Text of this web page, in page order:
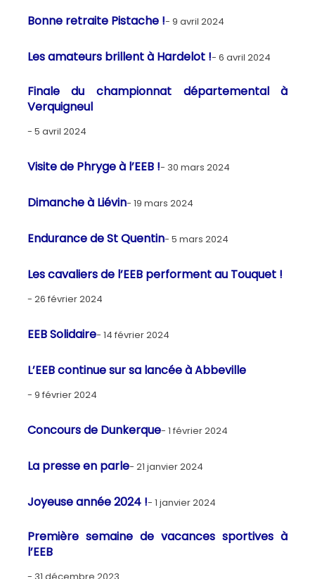
Bonne retraite Pistache ! 9 avril 2024
Les amateurs brillent à Hardelot ! 6 avril 2024
Finale du championnat départemental à
Verquigneul
5 avril 2024
Visite de Phryge à l’EEB ! 30 mars 2024
Dimanche à Liévin 19 mars 2024
Endurance de St Quentin 5 mars 2024
Les cavaliers de l’EEB performent au Touquet !
26 février 2024
EEB Solidaire 14 février 2024
L’EEB continue sur sa lancée à Abbeville
9 février 2024
Concours de Dunkerque 1 février 2024
La presse en parle 21 janvier 2024
Joyeuse année 2024 ! 1 janvier 2024
Première semaine de vacances sportives à
l’EEB